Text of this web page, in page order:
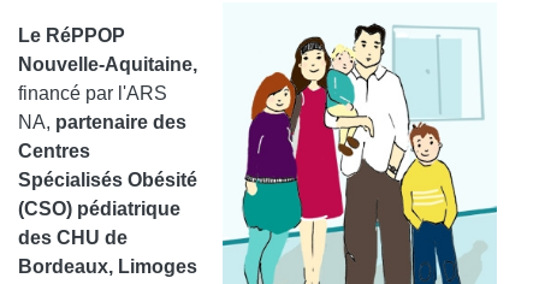
Le RéPPOP
Nouvelle-Aquitaine,
financé par l'ARS
NA, partenaire des
Centres
Spécialisés Obésité
(CSO) pédiatrique
des CHU de
Bordeaux, Limoges